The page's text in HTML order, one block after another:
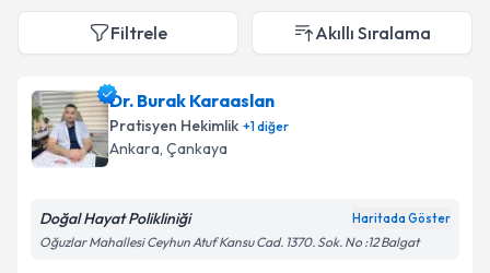
Filtrele Akıllı Sıralama
Dr. Burak Karaaslan
Pratisyen Hekimlik +1diğer
Ankara, Çankaya
Doğal Hayat Polikliniği Haritada Göster
Oğuzlar Mahallesi Ceyhun Atuf Kansu Cad. 1370. Sok. No :12 Balgat